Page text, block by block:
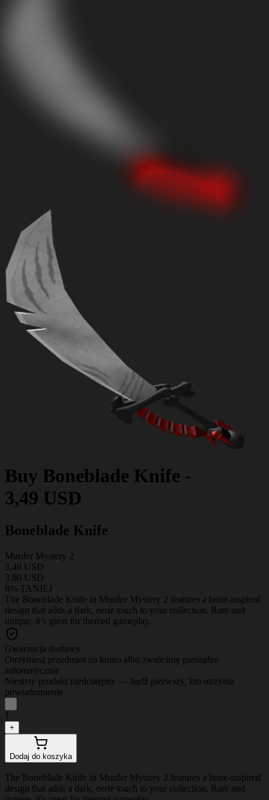
Buy Boneblade Knife -
3,49 USD
Boneblade Knife
Murder Mystery 2
3,49 USD
3,80 USD
8% TANIEJ
The Boneblade Knife in Murder Mystery 2 features a bone-inspired
design that adds a dark, eerie touch to your collection. Rare and
unique, it’s great for themed gameplay.
Gwarancja dostawy
Otrzymasz przedmiot na konto albo zwrócimy pieniądze
automatycznie
Niestety produkt niedostępny — bądź pierwszy, kto otrzyma
powiadomienie
-
1
+
Dodaj do koszyka
The Boneblade Knife in Murder Mystery 2 features a bone-inspired
design that adds a dark, eerie touch to your collection. Rare and